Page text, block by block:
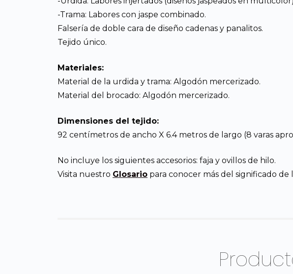
-Trama: Labores con jaspe combinado.
Falsería de doble cara de diseño cadenas y panalitos.
Tejido único.
Materiales:
Material de la urdida y trama: Algodón mercerizado.
Material del brocado: Algodón mercerizado.
Dimensiones del tejido:
92 centímetros de ancho X 6.4 metros de largo (8 varas
No incluye los siguientes accesorios: faja y ovillos de hilo.
Visita nuestro Glosario para conocer más del significado